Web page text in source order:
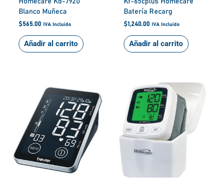
Blanco Muñeca
$565.00 IVA Incluido
Añadir al carrito
Batería Recarg
$1,240.00 IVA Incluido
Añadir al carrito